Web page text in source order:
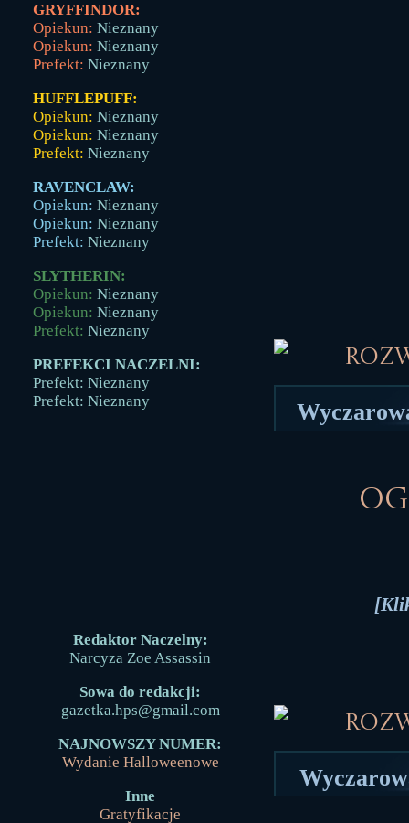
GRYFFINDOR:
Opiekun: Nieznany
Opiekun: Nieznany
Prefekt: Nieznany
HUFFLEPUFF:
Opiekun: Nieznany
Opiekun: Nieznany
Prefekt: Nieznany
RAVENCLAW:
Opiekun: Nieznany
Opiekun: Nieznany
Prefekt: Nieznany
SLYTHERIN:
Opiekun: Nieznany
Opiekun: Nieznany
Prefekt: Nieznany
PREFEKCI NACZELNI:
Prefekt: Nieznany
Prefekt: Nieznany
Redaktor Naczelny:
Narcyza Zoe Assassin
Sowa do redakcji:
gazetka.hps@gmail.com
NAJNOWSZY NUMER:
Wydanie Halloweenowe
Inne
Gratyfikacje